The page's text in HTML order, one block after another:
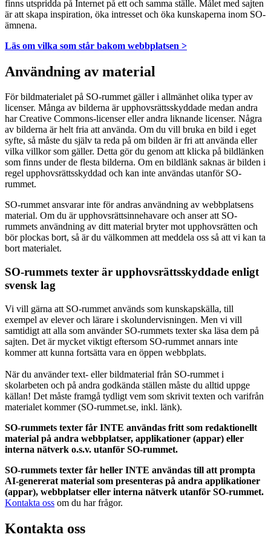
finns utspridda på Internet på ett och samma ställe. Målet med sajten
är att skapa inspiration, öka intresset och öka kunskaperna inom SO-
ämnena.
Läs om vilka som står bakom webbplatsen >
Användning av material
För bildmaterialet på SO-rummet gäller i allmänhet olika typer av
licenser. Många av bilderna är upphovsrättsskyddade medan andra
har Creative Commons-licenser eller andra liknande licenser. Några
av bilderna är helt fria att använda. Om du vill bruka en bild i eget
syfte, så måste du själv ta reda på om bilden är fri att använda eller
vilka villkor som gäller. Detta gör du genom att klicka på bildlänken
som finns under de flesta bilderna. Om en bildlänk saknas är bilden i
regel upphovsrättsskyddad och kan inte användas utanför SO-
rummet.
SO-rummet ansvarar inte för andras användning av webbplatsens
material. Om du är upphovsrättsinnehavare och anser att SO-
rummets användning av ditt material bryter mot upphovsrätten och
bör plockas bort, så är du välkommen att meddela oss så att vi kan ta
bort materialet.
SO-rummets texter är upphovsrättsskyddade enligt
svensk lag
Vi vill gärna att SO-rummet används som kunskapskälla, till
exempel av elever och lärare i skolundervisningen. Men vi vill
samtidigt att alla som använder SO-rummets texter ska läsa dem på
sajten. Det är mycket viktigt eftersom SO-rummet annars inte
kommer att kunna fortsätta vara en öppen webbplats.
När du använder text- eller bildmaterial från SO-rummet i
skolarbeten och på andra godkända ställen måste du alltid uppge
källan! Det måste framgå tydligt vem som skrivit texten och varifrån
materialet kommer (SO-rummet.se, inkl. länk).
SO-rummets texter får INTE användas fritt som redaktionellt
material på andra webbplatser, applikationer (appar) eller
interna nätverk o.s.v. utanför SO-rummet.
SO-rummets texter får heller INTE användas till att prompta
AI-genererat material som presenteras på andra applikationer
(appar), webbplatser eller interna nätverk utanför SO-rummet.
Kontakta oss om du har frågor.
Kontakta oss